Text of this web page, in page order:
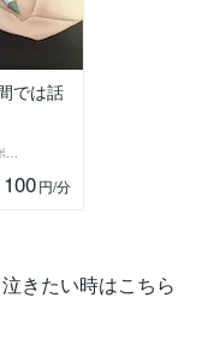
では話
てんせつ☆最適ライフをサポートする
100円/分
きたい時はこちら